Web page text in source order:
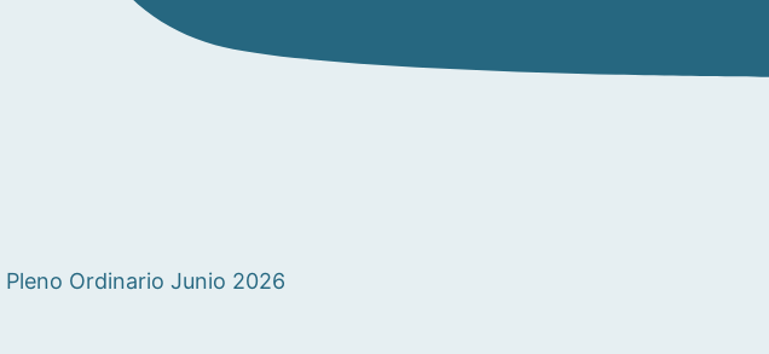
Pleno Ordinario Junio 2026